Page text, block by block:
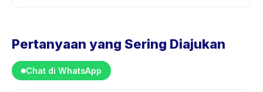
Pertanyaan yang Sering Diajukan
Chat di WhatsApp